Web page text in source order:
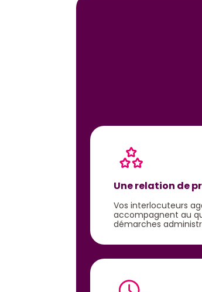
Une relation de
Vos interlocuteurs
accompagnent au
démarches